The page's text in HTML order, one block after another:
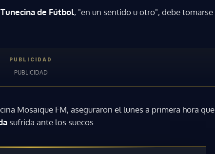
de Fútbol, "en un sentido u otro", debe tomarse
Mosaïque FM, aseguraron el lunes a primera hora que
sufrida ante los suecos.